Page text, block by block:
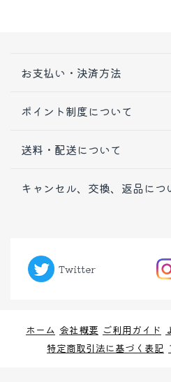
お支払い・決済方法
ポイント制度について
送料・配送について
キャンセル、交換、返品につ
Twitter
ホーム 会社概要 ご利用ガイド
特定商取引法に基づく表記